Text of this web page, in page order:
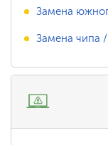
Замена
Замена чипа